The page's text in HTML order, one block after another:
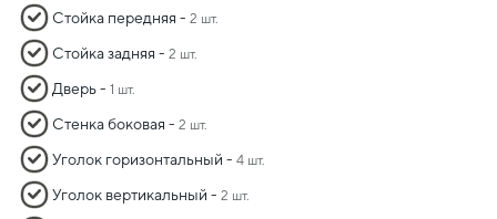
Стойка передняя - 2 шт.
Стойка задняя - 2 шт.
Дверь - 1 шт.
Стенка боковая - 2 шт.
Уголок горизонтальный - 4 шт.
Уголок вертикальный - 2 шт.